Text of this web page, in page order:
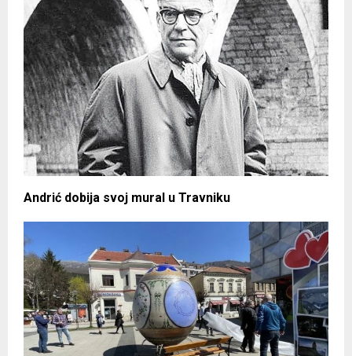
Andrić dobija svoj mural u Travniku